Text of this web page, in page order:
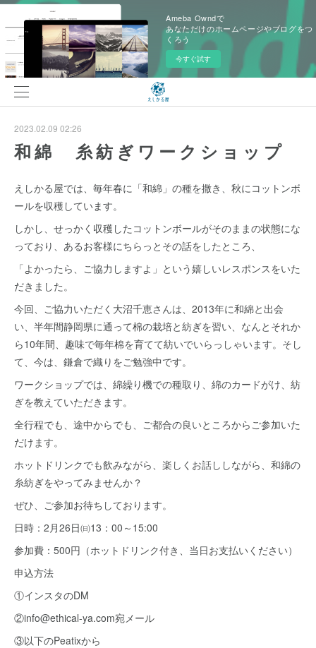
Ameba Owndで
あなただけのホームページやブログをつ
くろう
今すぐ試す
2023.02.09 02:26
和綿 糸紡ぎワークショップ
えしかる屋では、毎年春に「和綿」の種を撒き、秋にコットンボ
ールを収穫しています。
しかし、せっかく収穫したコットンボールがそのままの状態にな
っており、あるお客様にちらっとその話をしたところ、
「よかったら、ご協力しますよ」という嬉しいレスポンスをいた
だきました。
今回、ご協力いただく大沼千恵さんは、2013年に和綿と出会
い、半年間静岡県に通って棉の栽培と紡ぎを習い、なんとそれか
ら10年間、趣味で毎年棉を育てて紡いでいらっしゃいます。そし
て、今は、鎌倉で織りをご勉強中です。
ワークショップでは、綿繰り機での種取り、綿のカードがけ、紡
ぎを教えていただきます。
全行程でも、途中からでも、ご都合の良いところからご参加いた
だけます。
ホットドリンクでも飲みながら、楽しくお話ししながら、和綿の
糸紡ぎをやってみませんか？
ぜひ、ご参加お待ちしております。
日時：2月26日㈰13：00～15:00
参加費：500円（ホットドリンク付き、当日お支払いください）
申込方法
①インスタのDM
②info@ethical-ya.com宛メール
③以下のPeatixから